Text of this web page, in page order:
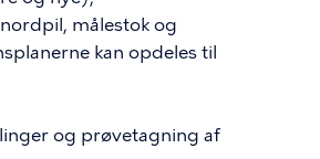
målestok og
kan opdeles til
og prøvetagning af